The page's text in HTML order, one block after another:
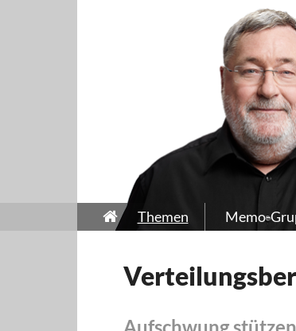
Themen Memo-